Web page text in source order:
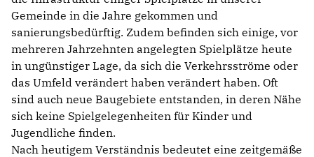
Gemeinde in die Jahre gekommen und
sanierungsbedürftig. Zudem befinden sich einige, vor
mehreren Jahrzehnten angelegten Spielplätze heute
in ungünstiger Lage, da sich die Verkehrsströme oder
das Umfeld verändert haben verändert haben. Oft
sind auch neue Baugebiete entstanden, in deren Nähe
sich keine Spielgelegenheiten für Kinder und
Jugendliche finden.
Nach heutigem Verständnis bedeutet eine zeitgemäße